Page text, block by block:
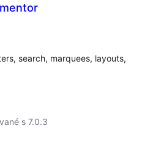
search, marquees, layouts,
s 7.0.3